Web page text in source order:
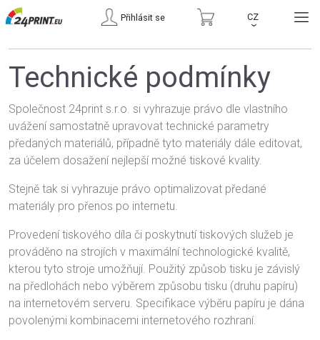
Přihlásit se CZ
›
Technické podmínky
Společnost 24print s.r.o. si vyhrazuje právo dle vlastního
uvážení samostatně upravovat technické parametry
předaných materiálů, případně tyto materiály dále editovat,
za účelem dosažení nejlepší možné tiskové kvality.
Stejně tak si vyhrazuje právo optimalizovat předané
materiály pro přenos po internetu.
Provedení tiskového díla či poskytnutí tiskových služeb je
prováděno na strojích v maximální technologické kvalitě,
kterou tyto stroje umožňují. Použitý způsob tisku je závislý
na předlohách nebo výběrem způsobu tisku (druhu papíru)
na internetovém serveru. Specifikace výběru papíru je dána
povolenými kombinacemi internetového rozhraní.